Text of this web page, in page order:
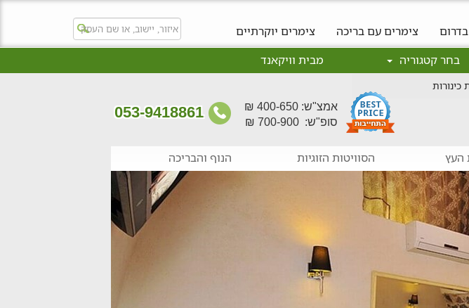
צימרים עם בריכה
צימרים יוקרתיים
בחר קטגוריה מבית וויקאנד
כינורות
אמצ"ש: 400-650 ₪
סופ"ש: 700-900 ₪
העץ הסוויטות הזוגיות הנוף והבריכה